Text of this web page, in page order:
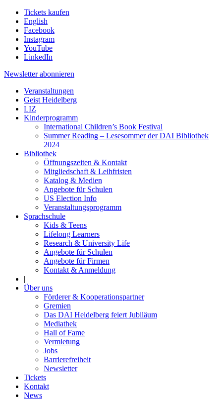
Tickets kaufen
English
Facebook
Instagram
YouTube
LinkedIn
Newsletter abonnieren
Veranstaltungen
Geist Heidelberg
LIZ
Kinderprogramm
International Children’s Book Festival
Summer Reading – Lesesommer der DAI Bibliothek
2024
Bibliothek
Öffnungszeiten & Kontakt
Mitgliedschaft & Leihfristen
Katalog & Medien
Angebote für Schulen
US Election Info
Veranstaltungsprogramm
Sprachschule
Kids & Teens
Lifelong Learners
Research & University Life
Angebote für Schulen
Angebote für Firmen
Kontakt & Anmeldung
|
Über uns
Förderer & Kooperationspartner
Gremien
Das DAI Heidelberg feiert Jubiläum
Mediathek
Hall of Fame
Vermietung
Jobs
Barrierefreiheit
Newsletter
Tickets
Kontakt
News